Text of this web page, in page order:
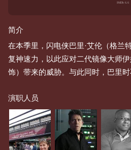
简介
在本季里，闪电侠巴里·艾伦（格兰
复神速力，以此应对二代镜像大师
饰）带来的威胁。与此同时，巴里
速（卡兰·奥伯莱 饰）是否会对未
演职人员